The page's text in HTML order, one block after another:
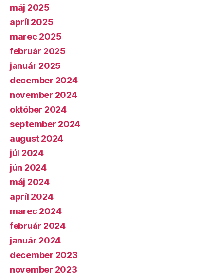
máj 2025
apríl 2025
marec 2025
február 2025
január 2025
december 2024
november 2024
október 2024
september 2024
august 2024
júl 2024
jún 2024
máj 2024
apríl 2024
marec 2024
február 2024
január 2024
december 2023
november 2023